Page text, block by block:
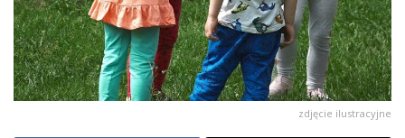
zdjęcie ilustracyjne